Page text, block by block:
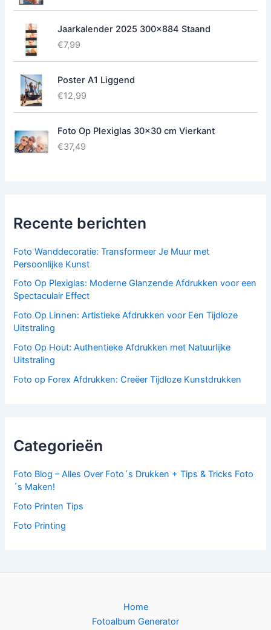
Jaarkalender 2025 300x884 Staand
€7,99
Poster A1 Liggend
€12,99
Foto Op Plexiglas 30x30 cm Vierkant
€37,49
Recente berichten
Foto Wanddecoratie: Transformeer Je Muur met
Persoonlijke Kunst
Foto Op Plexiglas: Moderne Glanzende Afdrukken voor een
Spectaculair Effect
Foto Op Linnen: Artistieke Afdrukken voor Een Tijdloze
Uitstraling
Foto Op Hout: Authentieke Afdrukken met Natuurlijke
Uitstraling
Foto op Forex Afdrukken: Creëer Tijdloze Kunstdrukken
Categorieën
Foto Blog – Alles Over Foto´s Drukken + Tips & Tricks Foto
´s Maken!
Foto Printen Tips
Foto Printing
Home
Fotoalbum Generator